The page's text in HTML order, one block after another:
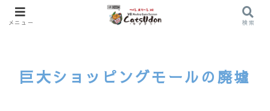
巨大ショッピングモールの廃墟
メニュー 検索